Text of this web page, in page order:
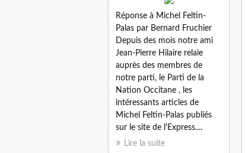
Réponse à Michel Feltin-
Palas par Bernard Fruchier
Depuis des mois notre ami
Jean-Pierre Hilaire relaie
auprès des membres de
notre parti, le Parti de la
Nation Occitane , les
intéressants articles de
Michel Feltin-Palas publiés
sur le site de l'Express....
Lire la suite